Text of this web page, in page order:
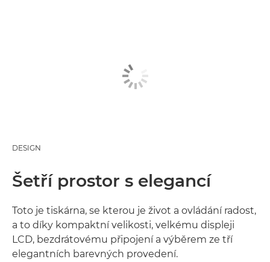
DESIGN
Šetří prostor s elegancí
Toto je tiskárna, se kterou je život a ovládání radost,
a to díky kompaktní velikosti, velkému displeji
LCD, bezdrátovému připojení a výběrem ze tří
elegantních barevných provedení.